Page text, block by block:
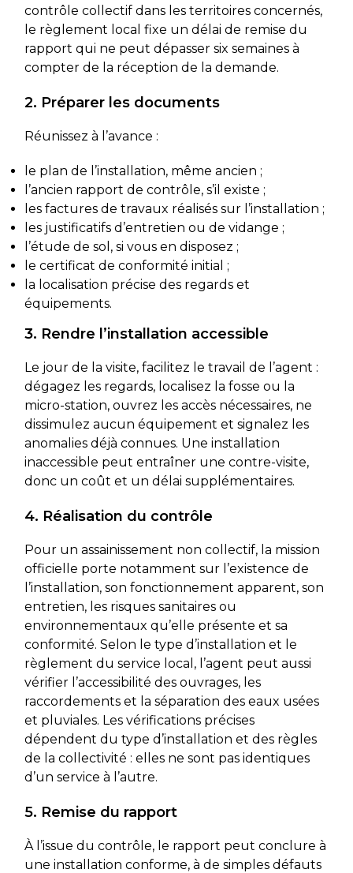
contrôle collectif dans les territoires concernés,
le règlement local fixe un délai de remise du
rapport qui ne peut dépasser six semaines à
compter de la réception de la demande.
2. Préparer les documents
Réunissez à l’avance :
le plan de l’installation, même ancien ;
l’ancien rapport de contrôle, s’il existe ;
les factures de travaux réalisés sur l’installation ;
les justificatifs d’entretien ou de vidange ;
l’étude de sol, si vous en disposez ;
le certificat de conformité initial ;
la localisation précise des regards et
équipements.
3. Rendre l’installation accessible
Le jour de la visite, facilitez le travail de l’agent :
dégagez les regards, localisez la fosse ou la
micro-station, ouvrez les accès nécessaires, ne
dissimulez aucun équipement et signalez les
anomalies déjà connues. Une installation
inaccessible peut entraîner une contre-visite,
donc un coût et un délai supplémentaires.
4. Réalisation du contrôle
Pour un assainissement non collectif, la mission
officielle porte notamment sur l’existence de
l’installation, son fonctionnement apparent, son
entretien, les risques sanitaires ou
environnementaux qu’elle présente et sa
conformité. Selon le type d’installation et le
règlement du service local, l’agent peut aussi
vérifier l’accessibilité des ouvrages, les
raccordements et la séparation des eaux usées
et pluviales. Les vérifications précises
dépendent du type d’installation et des règles
de la collectivité : elles ne sont pas identiques
d’un service à l’autre.
5. Remise du rapport
À l’issue du contrôle, le rapport peut conclure à
une installation conforme, à de simples défauts